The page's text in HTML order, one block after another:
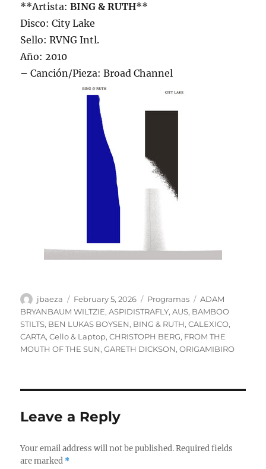
**Artista:BING & RUTH**
Disco: City Lake
Sello: RVNG Intl.
Año: 2010
– Canción/Pieza: Broad Channel
Author
jbaeza
Posted
on
February 5, 2026 Categories
Programas Tags
ADAM
BRYANBAUM WILTZIE,ASPIDISTRAFLY,AUS, BAMBOO
STILTS, BEN LUKAS BOYSEN, BING & RUTH,CALEXICO,
CARTA,Cello & Laptop,CHRISTOPH BERG, FROM THE
MOUTH OF THE SUN,GARETH DICKSON,ORIGAMIBIRO
Leave a Reply
Your email address will not be published. Required fields
are marked *